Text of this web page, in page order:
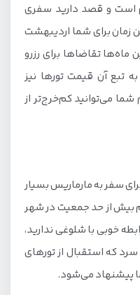
است و قصد دارید سفری
زمان برای شما اردیبهشت
تقاضاها برای رزرو
تبع آن قیمت تورها نیز
شما می‌توانید کم‌خرج‌تر از
سفر به مارماریس بسیار
بیش از حد جمعیت در شهر
خوبی با شلوغی ندارید،
که استقبال از تورهای
پیشنهاد می‌شود.